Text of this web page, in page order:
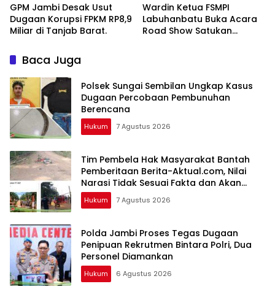
GPM Jambi Desak Usut
Dugaan Korupsi FPKM RP8,9
Miliar di Tanjab Barat.
Wardin Ketua FSMPI
Labuhanbatu Buka Acara
Road Show Satukan
Baca Juga
Polsek Sungai Sembilan Ungkap Kasus
Dugaan Percobaan Pembunuhan
Berencana
Hukum 7 Agustus 2026
Tim Pembela Hak Masyarakat Bantah
Pemberitaan Berita-Aktual.com, Nilai
Narasi Tidak Sesuai Fakta dan Akan
Tempuh Jalur Dewan Pers
Hukum 7 Agustus 2026
Polda Jambi Proses Tegas Dugaan
Penipuan Rekrutmen Bintara Polri, Dua
Personel Diamankan
Hukum 6 Agustus 2026